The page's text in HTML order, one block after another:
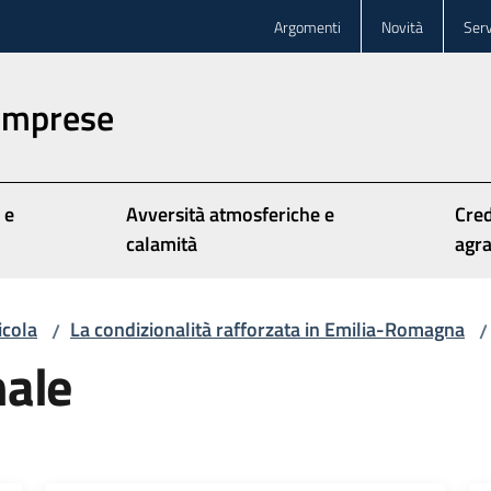
Argomenti Novità
Avversità atmosferiche e
calamità
/ La condizionalità rafforzata in Emilia-Romagna /